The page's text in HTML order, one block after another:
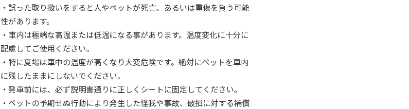
・誤った取り扱いをすると人やペットが死亡、あるいは重傷を負う可能
性があります。
・車内は極端な高温または低温になる事があります。温度変化に十分に
配慮してご使用ください。
・特に夏場は車中の温度が高くなり大変危険です。絶対にペットを車内
に残したままにしないでください。
・発車前には、必ず説明書通りに正しくシートに固定してください。
・ペットの予期せぬ行動により発生した怪我や事故、破損に対する補償